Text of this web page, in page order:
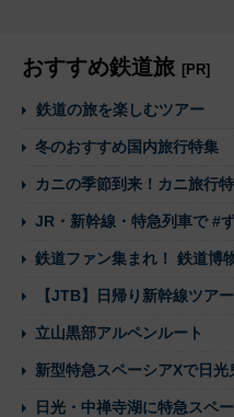
おすすめ鉄道旅 [PR]
鉄道の旅を楽しむツアー
冬のおすすめ国内旅行特集
カニの季節到来！カニ旅行特
JR・新幹線・特急列車で #
鉄道ファン集まれ！ 鉄道博
【JTB】日帰り新幹線ツアー
立山黒部アルペンルート
新型特急スペーシアXで日光
日光・中禅寺湖に特急スペ